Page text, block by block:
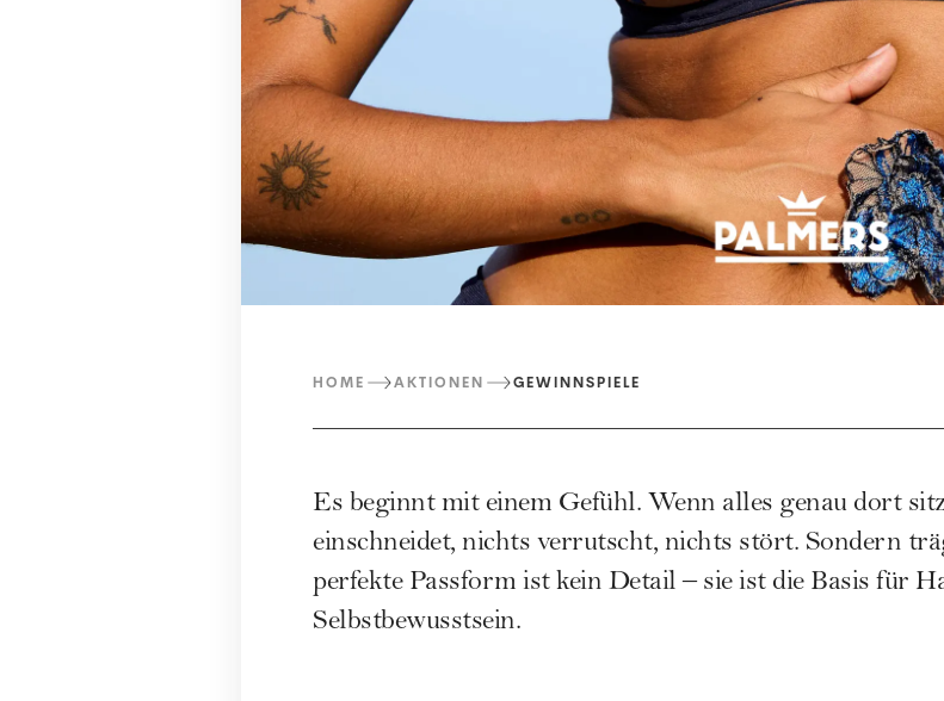
HOME AKTIONEN GEWINNSPIELE
Es beginnt mit einem Gefühl. Wenn alles genau dort
einschneidet, nichts verrutscht, nichts stört. Sondern
perfekte Passform ist kein Detail – sie ist die Basis für
Selbstbewusstsein.